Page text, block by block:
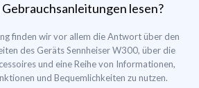
lesen?
finden wir vor allem die Antwort über den
des Geräts Sennheiser W300, über die
und eine Reihe von Informationen,
und Bequemlichkeiten zu nutzen.